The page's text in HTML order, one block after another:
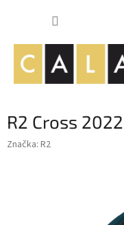
R2 Cross 2022
Značka: R2